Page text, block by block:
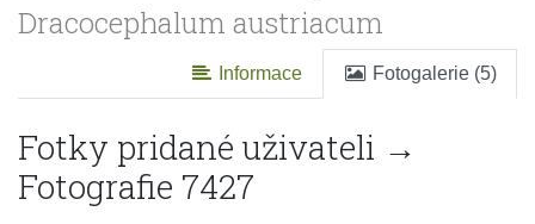
Dracocephalum austriacum
Informace Fotogalerie (5)
Fotky pridané uživateli →
Fotografie 7427